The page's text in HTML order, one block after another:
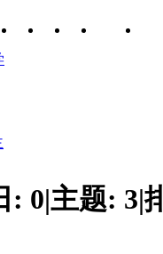
: 0|主题: 3|